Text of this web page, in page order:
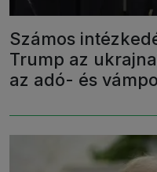
Számos
Trump az
az adó- és